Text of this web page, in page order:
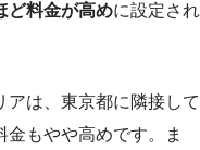
ど料金が高めに設定され
アは、東京都に隣接して
もやや高めです。ま